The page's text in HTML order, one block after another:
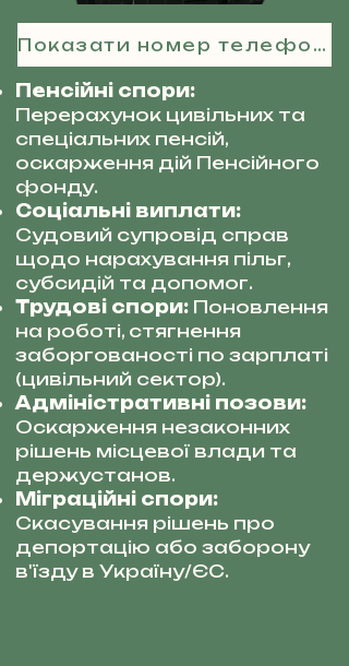
Показати номер телефону
Пенсійні спори:
Перерахунок цивільних та
спеціальних пенсій,
оскарження дій Пенсійного
фонду.
Соціальні виплати:
Судовий супровід справ
щодо нарахування пільг,
субсидій та допомог.
Трудові спори: Поновлення
на роботі, стягнення
заборгованості по зарплаті
(цивільний сектор).
Адміністративні позови:
Оскарження незаконних
рішень місцевої влади та
держустанов.
Міграційні спори:
Скасування рішень про
депортацію або заборону
в'їзду в Україну/ЄС.